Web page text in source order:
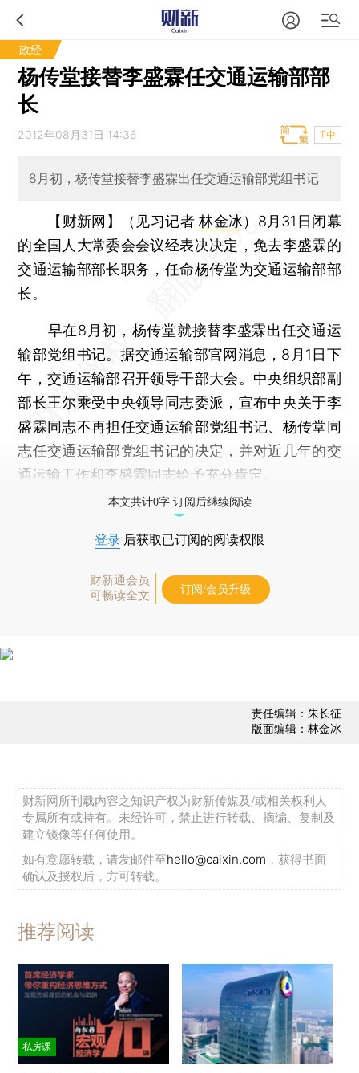
政经
杨传堂接替李盛霖任交通运输部部
长
2012年08月31日 14:36 T中
8月初，杨传堂接替李盛霖出任交通运输部党组书记
【财新网】（见习记者林金冰） 8月31日闭幕
的全国人大常委会会议经表决决定，免去李盛霖的
交通运输部部长职务，任命杨传堂为交通运输部部
长。
早在8月初，杨传堂就接替李盛霖出任交通运
输部党组书记。据交通运输部官网消息，8月1日下
午，交通运输部召开领导干部大会。中央组织部副
部长王尔乘受中央领导同志委派，宣布中央关于李
盛霖同志不再担任交通运输部党组书记、杨传堂同
志任交通运输部党组书记的决定，并对近几年的交
通运输工作和李盛霖同志给予充分肯定。
本文共计0字 订阅后继续阅读
登录 后获取已订阅的阅读权限
财新通会员
可畅读全文
订阅/会员升级
责任编辑：朱长征
版面编辑：林金冰
财新网所刊载内容之知识产权为财新传媒及/或相关权利人
专属所有或持有。未经许可，禁止进行转载、摘编、复制及
建立镜像等任何使用。
如有意愿转载，请发邮件至hello@caixin.com ，获得书面
确认及授权后，方可转载。
推荐阅读
私房课